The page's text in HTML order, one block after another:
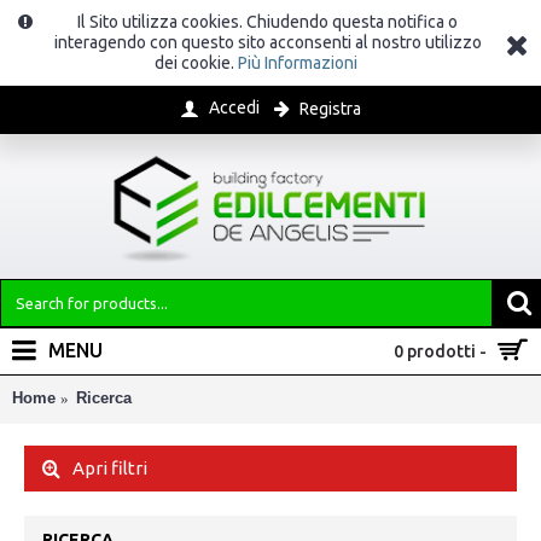
Il Sito utilizza cookies. Chiudendo questa notifica o
interagendo con questo sito acconsenti al nostro utilizzo
dei cookie. Più Informazioni
Accedi Registra
0 prodotti -
MENU
Home Ricerca
Apri filtri